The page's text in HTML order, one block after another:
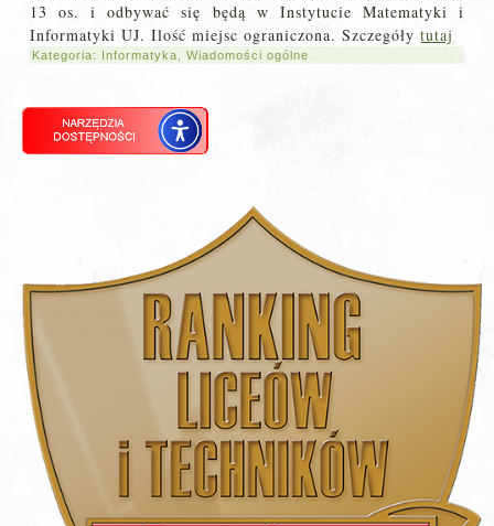
13 os. i odbywać się będą w Instytucie Matematyki i
Informatyki UJ. Ilość miejsc ograniczona. Szczegółytutaj
Kategoria: Informatyka ,Wiadomości ogólne